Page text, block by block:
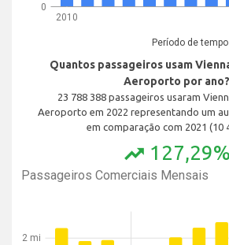
2010
Período de tempo
0
Quantos passageiros usam
Aeroporto por ano?
23 788 388 passageiros usaram
Aeroporto em 2022 representando um
em comparação com 2021 (10
trending_up 127,29%
Passageiros Comerciais Mensais
2 mi